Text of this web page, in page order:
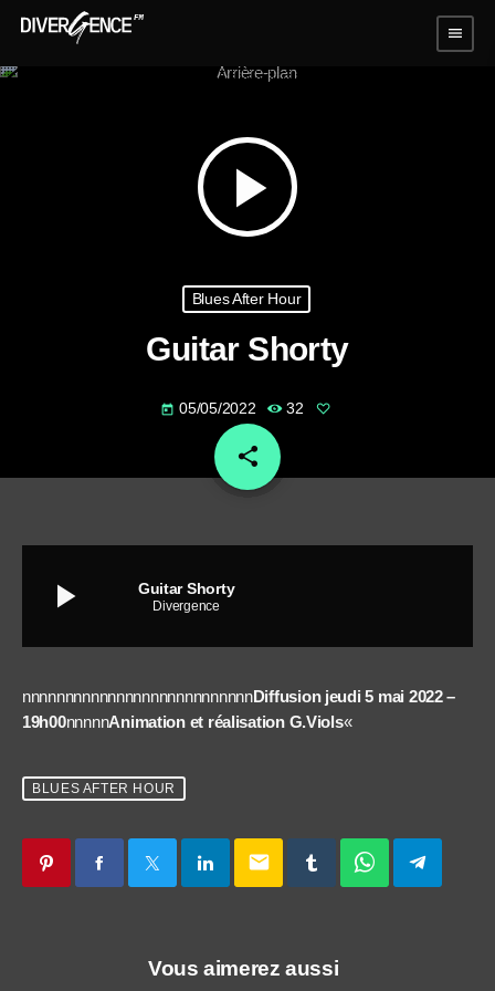
menu
play_arrow
Blues After Hour
Guitar Shorty
today 05/05/2022 32
share
email
play_arrow Guitar Shorty
Divergence
nnnnnnnnnnnnnnnnnnnnnnnnnnnDiffusion jeudi 5 mai 2022 –
19h00nnnnnAnimation et réalisation G.Viols«
BLUES AFTER HOUR
email
Vous aimerez aussi